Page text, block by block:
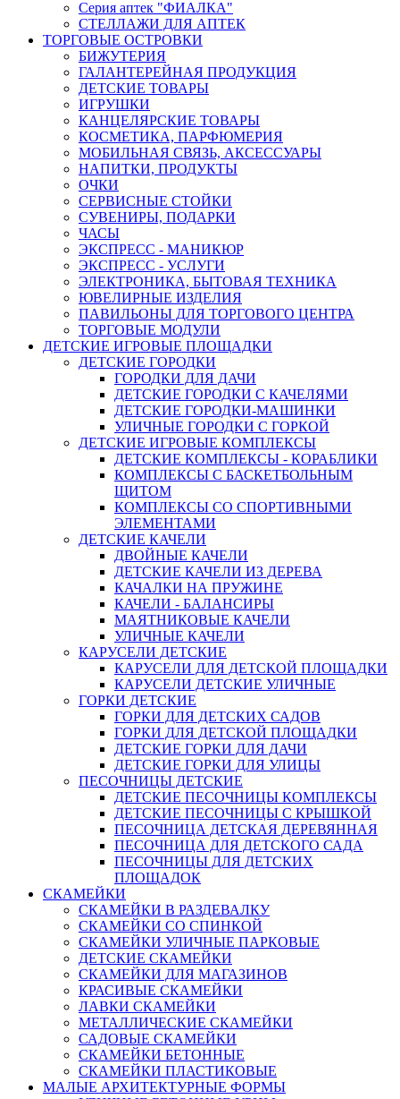
Серия аптек "ФИАЛКА"
СТЕЛЛАЖИ ДЛЯ АПТЕК
ТОРГОВЫЕ ОСТРОВКИ
БИЖУТЕРИЯ
ГАЛАНТЕРЕЙНАЯ ПРОДУКЦИЯ
ДЕТСКИЕ ТОВАРЫ
ИГРУШКИ
КАНЦЕЛЯРСКИЕ ТОВАРЫ
КОСМЕТИКА, ПАРФЮМЕРИЯ
МОБИЛЬНАЯ СВЯЗЬ, АКСЕССУАРЫ
НАПИТКИ, ПРОДУКТЫ
ОЧКИ
СЕРВИСНЫЕ СТОЙКИ
СУВЕНИРЫ, ПОДАРКИ
ЧАСЫ
ЭКСПРЕСС - МАНИКЮР
ЭКСПРЕСС - УСЛУГИ
ЭЛЕКТРОНИКА, БЫТОВАЯ ТЕХНИКА
ЮВЕЛИРНЫЕ ИЗДЕЛИЯ
ПАВИЛЬОНЫ ДЛЯ ТОРГОВОГО ЦЕНТРА
ТОРГОВЫЕ МОДУЛИ
ДЕТСКИЕ ИГРОВЫЕ ПЛОЩАДКИ
ДЕТСКИЕ ГОРОДКИ
ГОРОДКИ ДЛЯ ДАЧИ
ДЕТСКИЕ ГОРОДКИ С КАЧЕЛЯМИ
ДЕТСКИЕ ГОРОДКИ-МАШИНКИ
УЛИЧНЫЕ ГОРОДКИ С ГОРКОЙ
ДЕТСКИЕ ИГРОВЫЕ КОМПЛЕКСЫ
ДЕТСКИЕ КОМПЛЕКСЫ - КОРАБЛИКИ
КОМПЛЕКСЫ С БАСКЕТБОЛЬНЫМ
ЩИТОМ
КОМПЛЕКСЫ СО СПОРТИВНЫМИ
ЭЛЕМЕНТАМИ
ДЕТСКИЕ КАЧЕЛИ
ДВОЙНЫЕ КАЧЕЛИ
ДЕТСКИЕ КАЧЕЛИ ИЗ ДЕРЕВА
КАЧАЛКИ НА ПРУЖИНЕ
КАЧЕЛИ - БАЛАНСИРЫ
МАЯТНИКОВЫЕ КАЧЕЛИ
УЛИЧНЫЕ КАЧЕЛИ
КАРУСЕЛИ ДЕТСКИЕ
КАРУСЕЛИ ДЛЯ ДЕТСКОЙ ПЛОЩАДКИ
КАРУСЕЛИ ДЕТСКИЕ УЛИЧНЫЕ
ГОРКИ ДЕТСКИЕ
ГОРКИ ДЛЯ ДЕТСКИХ САДОВ
ГОРКИ ДЛЯ ДЕТСКОЙ ПЛОЩАДКИ
ДЕТСКИЕ ГОРКИ ДЛЯ ДАЧИ
ДЕТСКИЕ ГОРКИ ДЛЯ УЛИЦЫ
ПЕСОЧНИЦЫ ДЕТСКИЕ
ДЕТСКИЕ ПЕСОЧНИЦЫ КОМПЛЕКСЫ
ДЕТСКИЕ ПЕСОЧНИЦЫ С КРЫШКОЙ
ПЕСОЧНИЦА ДЕТСКАЯ ДЕРЕВЯННАЯ
ПЕСОЧНИЦА ДЛЯ ДЕТСКОГО САДА
ПЕСОЧНИЦЫ ДЛЯ ДЕТСКИХ
ПЛОЩАДОК
СКАМЕЙКИ
СКАМЕЙКИ В РАЗДЕВАЛКУ
СКАМЕЙКИ СО СПИНКОЙ
СКАМЕЙКИ УЛИЧНЫЕ ПАРКОВЫЕ
ДЕТСКИЕ СКАМЕЙКИ
СКАМЕЙКИ ДЛЯ МАГАЗИНОВ
КРАСИВЫЕ СКАМЕЙКИ
ЛАВКИ СКАМЕЙКИ
МЕТАЛЛИЧЕСКИЕ СКАМЕЙКИ
САДОВЫЕ СКАМЕЙКИ
СКАМЕЙКИ БЕТОННЫЕ
СКАМЕЙКИ ПЛАСТИКОВЫЕ
МАЛЫЕ АРХИТЕКТУРНЫЕ ФОРМЫ